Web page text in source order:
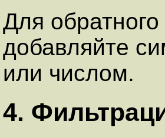
Для
добавляйте
или числом.
4.